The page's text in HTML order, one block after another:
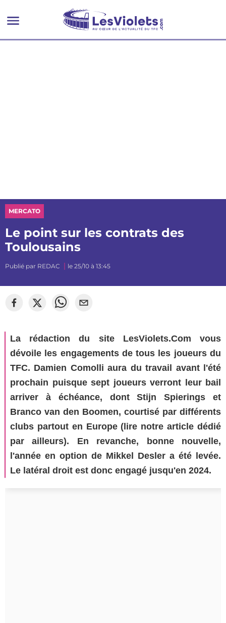
MERCATO
Le point sur les contrats des
Toulousains
Publié par REDAC le 25/10 à 13:45
La rédaction du site LesViolets.Com vous
dévoile les engagements de tous les joueurs du
TFC. Damien Comolli aura du travail avant l'été
prochain puisque sept joueurs verront leur bail
arriver à échéance, dont Stijn Spierings et
Branco van den Boomen, courtisé par différents
clubs partout en Europe (lire notre article dédié
par ailleurs). En revanche, bonne nouvelle,
l'année en option de Mikkel Desler a été levée.
Le latéral droit est donc engagé jusqu'en 2024.